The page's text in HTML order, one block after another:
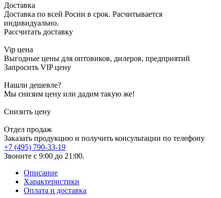
Доставка
Доставка по всей Росии в срок. Расчитывается
индивидуально.
Рассчитать доставку
Vip цена
Выгодные цены для оптовиков, дилеров, предприятий
Запросить VIP цену
Нашли дешевле?
Мы снизим цену или дадим такую же!
Снизить цену
Отдел продаж
Заказать продукцию и получить консультации по телефону
+7 (495) 790-33-19
Звоните с 9:00 до 21:00.
Описание
Характеристики
Оплата и доставка